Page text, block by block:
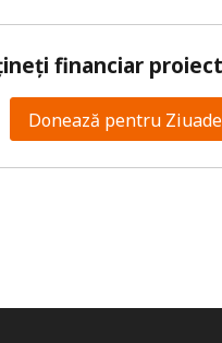
financiar
Donează pentru